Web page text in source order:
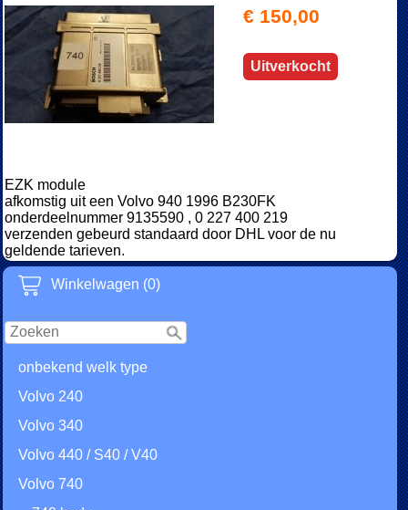
Winkelwagen (0)
onbekend welk type
Volvo 240
Volvo 340
Volvo 440 / S40 / V40
Volvo 740
€ 150,00
Uitverkocht
EZK module
afkomstig uit een Volvo 940 1996 B230FK
onderdeelnummer 9135590 , 0 227 400 219
verzenden gebeurd standaard door DHL voor de nu
geldende tarieven.